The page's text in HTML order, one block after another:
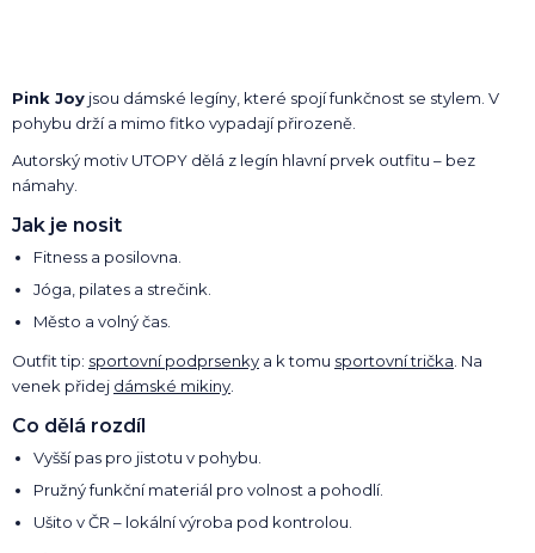
Pink Joy jsou dámské legíny, které spojí funkčnost se stylem. V
pohybu drží a mimo fitko vypadají přirozeně.
Autorský motiv UTOPY dělá z legín hlavní prvek outfitu – bez
námahy.
Jak je nosit
Fitness a posilovna.
Jóga, pilates a strečink.
Město a volný čas.
Outfit tip: sportovní podprsenky a k tomu sportovní trička . Na
venek přidej dámské mikiny
Co dělá rozdíl
Vyšší pas pro jistotu v pohybu.
Pružný funkční materiál pro volnost a pohodlí.
Ušito v ČR – lokální výroba pod kontrolou.